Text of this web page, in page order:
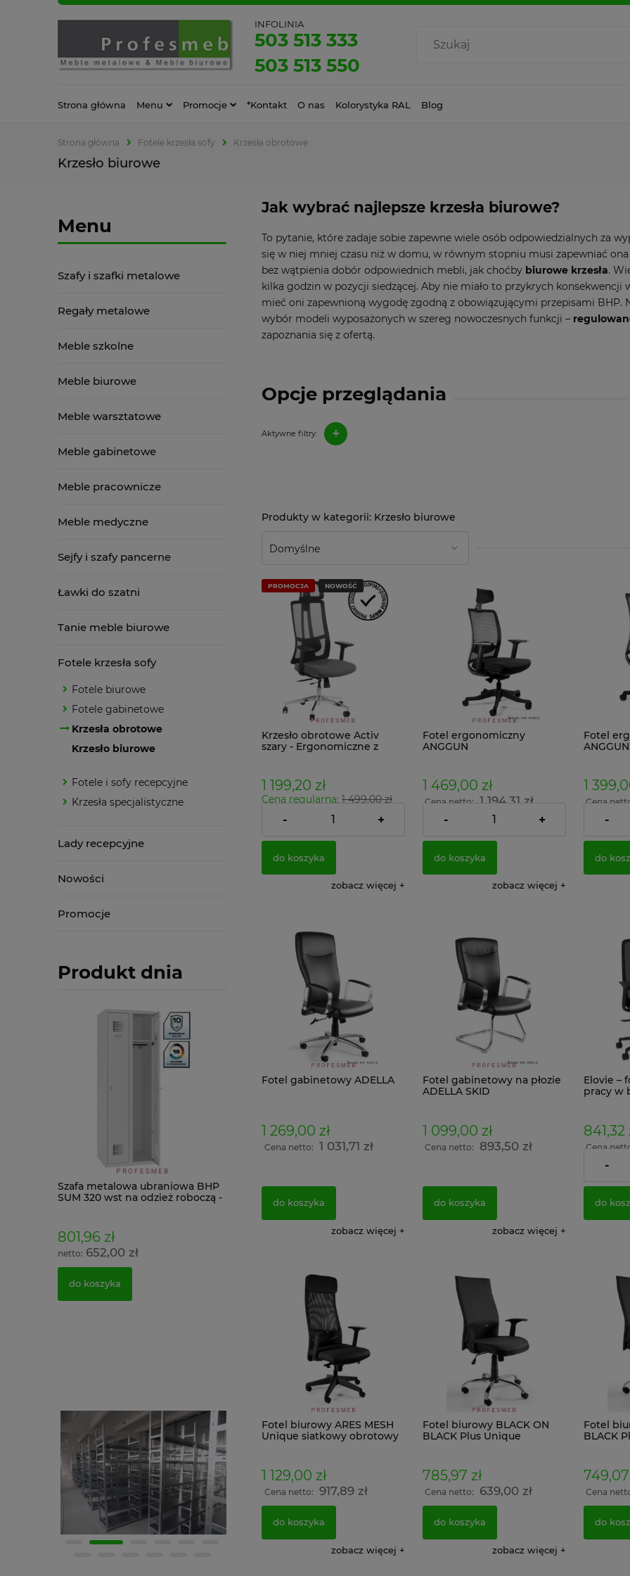
INFOLINIA
503 513 333
503 513 550
Strona główna Menu Promocje *Kontakt O nas Kolorystyka RAL Blog
Strona główna Fotele krzesła sofy Krzesła obrotowe
Krzesło biurowe
Menu
Szafy i szafki metalowe
Regały metalowe
Meble szkolne
Meble biurowe
Meble warsztatowe
Meble gabinetowe
Meble pracownicze
Meble medyczne
Sejfy i szafy pancerne
Ławki do szatni
Tanie meble biurowe
Fotele krzesła sofy
Fotele biurowe
Fotele gabinetowe
Krzesła obrotowe
Krzesło biurowe
Fotele i sofy recepcyjne
Krzesła specjalistyczne
Lady recepcyjne
Nowości
Promocje
Produkt dnia
Szafa metalowa ubraniowa BHP
SUM 320 wst na odzież roboczą -
801,96 zł
652,00 zł
do koszyka
Szafa 4 skrytkowa SUS 322 WST -
PROMOCJA ubraniowa
pracownicza do szatni
Solidna metalowa szafa
warsztatowa 199x120x43cm
Grafitowo Czerwona
1 778,58 zł
do koszyka
Szafka
metalowa
PROMOCJA
801,96 zł
do koszyka
Opcje przeglądania
Aktywne filtry: +
Jak wybrać najlepsze krzesła biurowe?
To pytanie, które zadaje sobie zapewne wiele osób odpowiedzialnych za
się w niej mniej czasu niż w domu, w równym stopniu musi zapewniać
bez wątpienia dobór odpowiednich mebli, jak choćby biurowe krzesła.
kilka godzin w pozycji siedzącej. Aby nie miało to przykrych konsekwencji
mieć oni zapewnioną wygodę zgodną z obowiązującymi przepisami BHP.
wybór modeli wyposażonych w szereg nowoczesnych funkcji –
zapoznania się z ofertą.
Krzesło biurowe
Krzesło obrotowe Activ
szary - Ergonomiczne z
nową dyrektywą UE 2024!
1 199,20 zł
Cena regularna: 1 499,00 zł
Najniższa cena:
974,96 zł
- +
do koszyka
zobacz więcej
PROMOCJA NOWOŚĆ
Fotel ergonomiczny
ANGGUN
1 469,00 zł
Cena netto:
1 194,31 zł
-
+
do koszyka
zobacz więcej
Fotel
1
Cena
-
do
Fotel gabinetowy ADELLA
1 269,00 zł
Cena netto: 1 031,71 zł
do koszyka
zobacz więcej
Fotel gabinetowy na płozie
ADELLA SKID
1 099,00 zł
Cena netto: 893,50 zł
do koszyka
zobacz więcej
Elovie –
pracy w
841,32
Cena
-
do
Fotel biurowy ARES MESH
Unique siatkowy obrotowy
1 129,00 zł
Cena netto: 917,89 zł
do koszyka
zobacz więcej
Fotel biurowy BLACK ON
BLACK Plus Unique
785,97 zł
Cena netto: 639,00 zł
do koszyka
zobacz więcej
Fotel
BLACK
749,07
Cena
do